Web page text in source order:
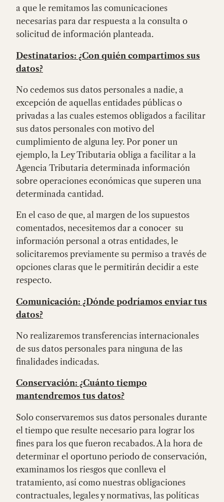
a que le remitamos las comunicaciones
necesarias para dar respuesta a la consulta o
solicitud de información planteada.
Destinatarios: ¿Con quién compartimos sus
datos?
No cedemos sus datos personales a nadie, a
excepción de aquellas entidades públicas o
privadas a las cuales estemos obligados a facilitar
sus datos personales con motivo del
cumplimiento de alguna ley. Por poner un
ejemplo, la Ley Tributaria obliga a facilitar a la
Agencia Tributaria determinada información
sobre operaciones económicas que superen una
determinada cantidad.
En el caso de que, al margen de los supuestos
comentados, necesitemos dar a conocer su
información personal a otras entidades, le
solicitaremos previamente su permiso a través de
opciones claras que le permitirán decidir a este
respecto.
Comunicación: ¿Dónde podríamos enviar tus
datos?
No realizaremos transferencias internacionales
de sus datos personales para ninguna de las
finalidades indicadas.
Conservación: ¿Cuánto tiempo
mantendremos tus datos?
Solo conservaremos sus datos personales durante
el tiempo que resulte necesario para lograr los
fines para los que fueron recabados. A la hora de
determinar el oportuno periodo de conservación,
examinamos los riesgos que conlleva el
tratamiento, así como nuestras obligaciones
contractuales, legales y normativas, las políticas